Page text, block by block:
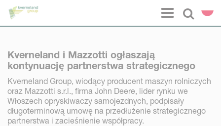
Select
Menu
Kverneland i Mazzotti ogłaszają
kontynuację partnerstwa strategicznego
Kverneland Group, wiodący producent maszyn rolniczych
oraz Mazzotti s.r.l., firma John Deere, lider rynku we
Włoszech opryskiwaczy samojezdnych, podpisały
długoterminową umowę na przedłużenie strategicznego
partnerstwa i zacieśnienie współpracy.
Panel zarządzania plikami cookies